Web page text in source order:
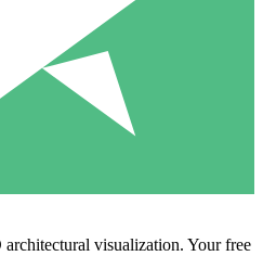
visualization. Your free